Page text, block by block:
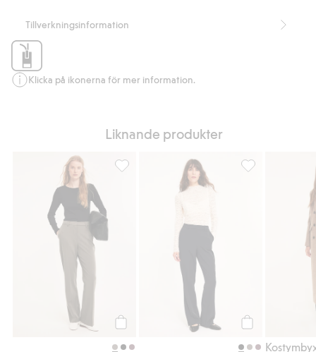
Tillverkningsinformation
Klicka på ikonerna för mer information.
Liknande produkter
Kostymbyxor, Lägg till i favoriterKostymbyxor,